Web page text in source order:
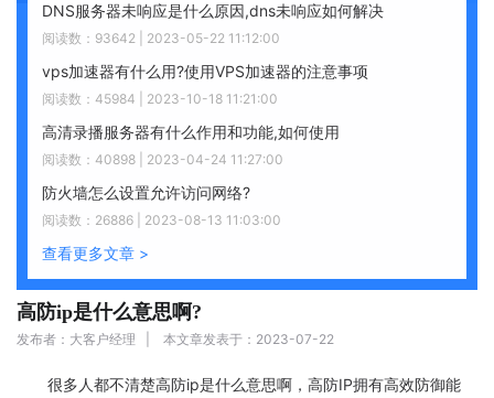
DNS服务器未响应是什么原因,dns未响应如何解决
阅读数：93642 | 2023-05-22 11:12:00
vps加速器有什么用?使用VPS加速器的注意事项
阅读数：45984 | 2023-10-18 11:21:00
高清录播服务器有什么作用和功能,如何使用
阅读数：40898 | 2023-04-24 11:27:00
防火墙怎么设置允许访问网络?
阅读数：26886 | 2023-08-13 11:03:00
查看更多文章 >
高防ip是什么意思啊?
发布者：大客户经理 | 本文章发表于：2023-07-22
很多人都不清楚高防ip是什么意思啊，高防IP拥有高效防御能